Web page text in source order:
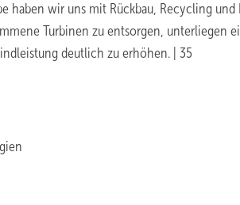
haben wir uns mit Rückbau, Recycling
Turbinen zu entsorgen, unterliegen
deutlich zu erhöhen. | 35